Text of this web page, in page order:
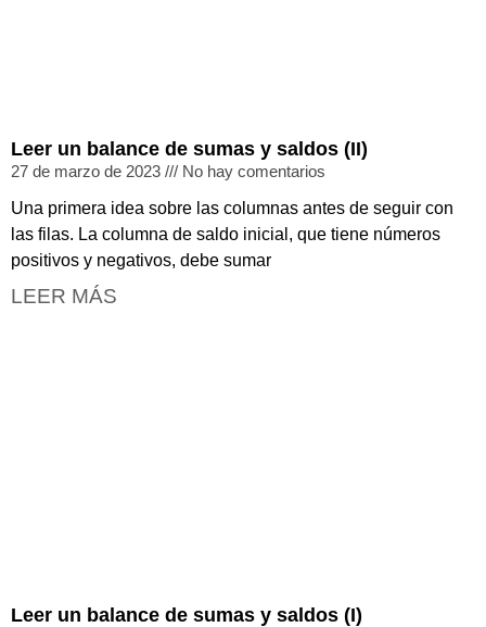
Leer un balance de sumas y saldos (II)
27 de marzo de 2023
No hay comentarios
Una primera idea sobre las columnas antes de seguir con
las filas. La columna de saldo inicial, que tiene números
positivos y negativos, debe sumar
LEER MÁS
Leer un balance de sumas y saldos (I)